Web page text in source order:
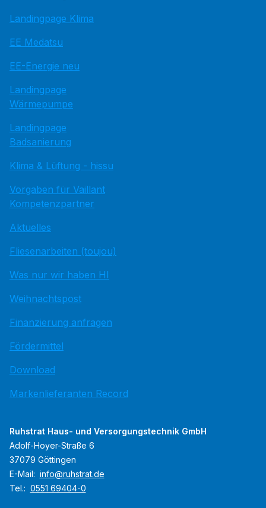
Landingpage Klima
EE Medatsu
EE-Energie neu
Landingpage
Wärmepumpe
Landingpage
Badsanierung
Klima & Lüftung - hissu
Vorgaben für Vaillant
Kompetenzpartner
Aktuelles
Fliesenarbeiten (toujou)
Was nur wir haben HI
Weihnachtspost
Finanzierung anfragen
Fördermittel
Download
Markenlieferanten Record
Ruhstrat Haus- und Versorgungstechnik GmbH
Adolf-Hoyer-Straße 6
37079 Göttingen
E-Mail: info@ruhstrat.de
Tel.: 0551 69404-0